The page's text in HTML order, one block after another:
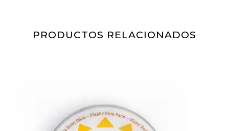
PRODUCTOS RELACIONADOS